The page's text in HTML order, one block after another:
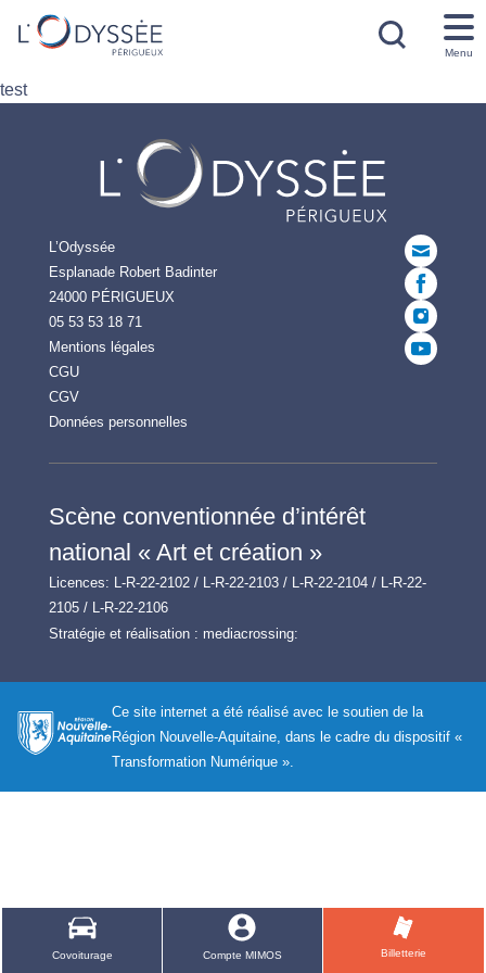
Covoiturage Compte MIMOS Billetterie
Menu
test
L’Odyssée
Esplanade Robert Badinter
24000 PÉRIGUEUX
05 53 53 18 71
Mentions légales
CGU
CGV
Données personnelles
Scène conventionnée d’intérêt
national « Art et création »
Licences: L-R-22-2102 / L-R-22-2103 / L-R-22-2104 / L-R-22-
2105 / L-R-22-2106
Stratégie et réalisation : mediacrossing:
Ce site internet a été réalisé avec le soutien de la
Région Nouvelle-Aquitaine, dans le cadre du dispositif «
Transformation Numérique ».